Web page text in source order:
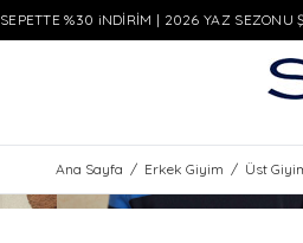
SEPETTE %30 iNDİRİM | 2026 YAZ SEZONU
Ana Sayfa / Erkek Giyim / Üst